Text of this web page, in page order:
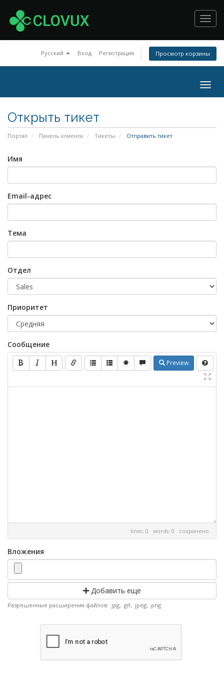
Русский Вход Регистрация Просмотр корзины
Открыть тикет
Портал Панель клиента Тикеты Отправить тикет
Имя
Email-адрес
Тема
Отдел
Приоритет
Сообщение
Preview
lines: 0 words: 0 сохранено
Вложения
Добавить еще
Разрешенные расширения файлов: .jpg, .gif, .jpeg, .png